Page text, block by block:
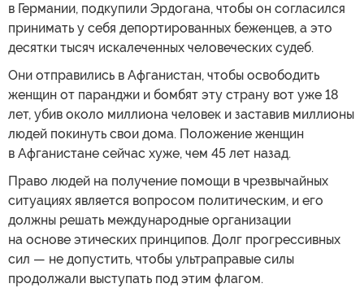
в Германии, подкупили Эрдогана, чтобы он согласился
принимать у себя депортированных беженцев, а это
десятки тысяч искалеченных человеческих судеб.
Они отправились в Афганистан, чтобы освободить
женщин от паранджи и бомбят эту страну вот уже 18
лет, убив около миллиона человек и заставив миллионы
людей покинуть свои дома. Положение женщин
в Афганистане сейчас хуже, чем 45 лет назад.
Право людей на получение помощи в чрезвычайных
ситуациях является вопросом политическим, и его
должны решать международные организации
на основе этических принципов. Долг прогрессивных
сил — не допустить, чтобы ультраправые силы
продолжали выступать под этим флагом.